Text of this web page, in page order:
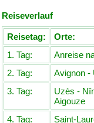
Reiseverlauf
Reisetag: Orte:
1. Tag:
Anreise
2. Tag:
Avignon -
3. Tag:
Uzès -
Aigouze
4. Tag: Saint-